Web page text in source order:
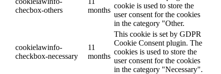
checbox-others
months
cookie is used to store the
user consent for the cookies
in the category "Other.
cookielawinfo-
checkbox-necessary
11
months
This cookie is set by GDPR
Cookie Consent plugin. The
cookies is used to store the
user consent for the cookies
in the category "Necessary".